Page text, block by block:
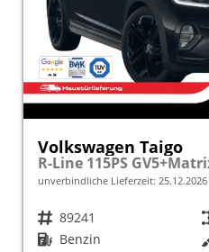
Volkswagen Taigo
unverbindliche Lieferzeit: 25.12.2026
Fahrzeugnr. 89241
Kraftstoff Benzin